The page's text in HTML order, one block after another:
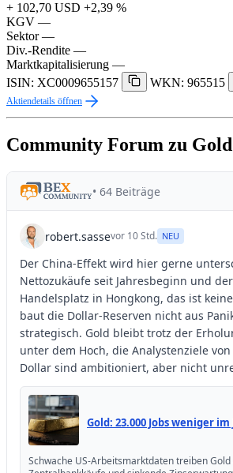
+ 102,70 USD +2,39 %
KGV —
Sektor —
Div.-Rendite —
Marktkapitalisierung —
ISIN: XC0009655157
WKN: 965515
Aktiendetails öffnen
Community Forum zu Gold